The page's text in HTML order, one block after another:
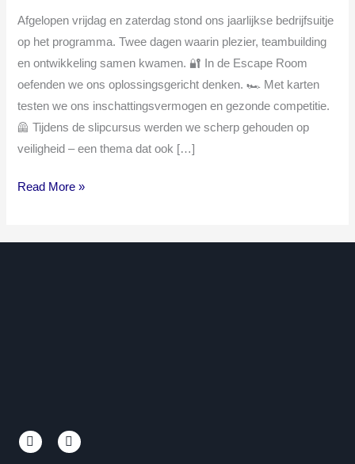
Afgelopen vrijdag en zaterdag stond ons jaarlijkse bedrijfsuitje
op het programma. Twee dagen waarin plezier, teambuilding
en ontwikkeling samen kwamen. 🔐 In de Escape Room
oefenden we ons oplossingsgericht denken. 🏎️ Met karten
testen we ons inschattingsvermogen en gezonde competitie.
🦺 Tijdens de slipcursus werden we scherp gehouden op
veiligheid – een thema dat ook […]
Read More »
L
i
Y
o